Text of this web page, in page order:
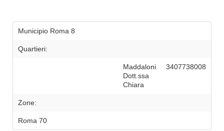
Municipio Roma 8
Quartieri:
Maddaloni
Dott.ssa
Chiara
3407738008
Zone:
Roma 70